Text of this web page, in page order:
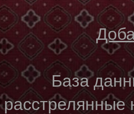
База
расстрелянные